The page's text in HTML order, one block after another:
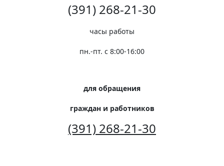
(391) 268-21-30
часы работы
пн.-пт. с 8:00-16:00
для обращения
граждан и работников
(391) 268-21-30